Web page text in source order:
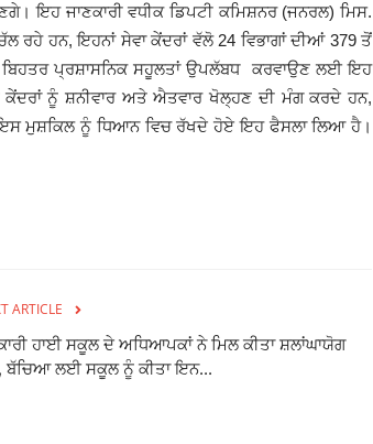
ਇਹ ਜਾਣਕਾਰੀ ਵਧੀਕ ਡਿਪਟੀ ਕਮਿਸ਼ਨਰ (ਜਨਰਲ) ਮਿਸ.
ਰਹੇ ਹਨ, ਇਹਨਾਂ ਸੇਵਾ ਕੇਂਦਰਾਂ ਵੱਲੋ 24 ਵਿਭਾਗਾਂ ਦੀਆਂ 379 ਤੋਂ
ਪ੍ਰਸ਼ਾਸਨਿਕ ਸਹੂਲਤਾਂ ਉਪਲੱਬਧ ਕਰਵਾਉਣ ਲਈ ਇਹ
ਨੂੰ ਸ਼ਨੀਵਾਰ ਅਤੇ ਐਤਵਾਰ ਖੋਲ੍ਹਣ ਦੀ ਮੰਗ ਕਰਦੇ ਹਨ,
ਮੁਸ਼ਕਿਲ ਨੂੰ ਧਿਆਨ ਵਿਚ ਰੱਖਦੇ ਹੋਏ ਇਹ ਫੈਸਲਾ ਲਿਆ ਹੈ।
ARTICLE
ਹਾਈ ਸਕੂਲ ਦੇ ਅਧਿਆਪਕਾਂ ਨੇ ਮਿਲ ਕੀਤਾ ਸ਼ਲਾਂਘਾਯੋਗ
ਬੱਚਿਆ ਲਈ ਸਕੂਲ ਨੂੰ ਕੀਤਾ ਇਨ...